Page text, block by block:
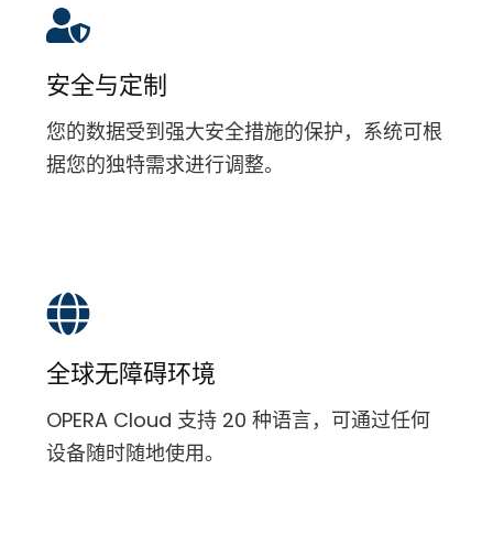
安全与定制
您的数据受到强大安全措施的保护，系统可根
据您的独特需求进行调整。
全球无障碍环境
OPERA Cloud 支持 20 种语言，可通过任何
设备随时随地使用。